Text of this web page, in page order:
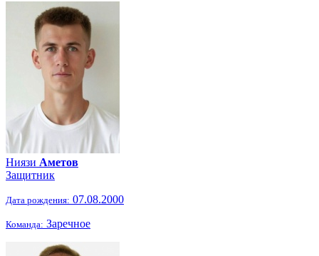
Ниязи Аметов
Защитник
Дата рождения: 07.08.2000
Команда: Заречное